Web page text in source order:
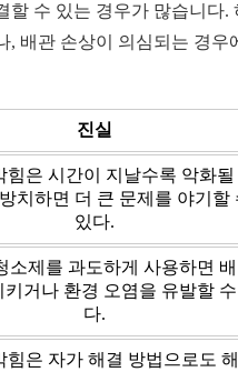
할 수 있는 경우가 많습니다.
, 배관 손상이 의심되는 경우
진실
힘은 시간이 지날수록 악화될
치하면 더 큰 문제를 야기할
있다.
소제를 과도하게 사용하면
키거나 환경 오염을 유발할
다.
힘은 자가 해결 방법으로도